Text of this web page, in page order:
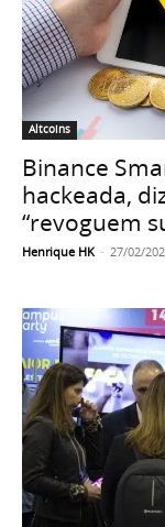
Altcoins
Binance
hackeada,
“revoguem
Henrique HK - 27/02/